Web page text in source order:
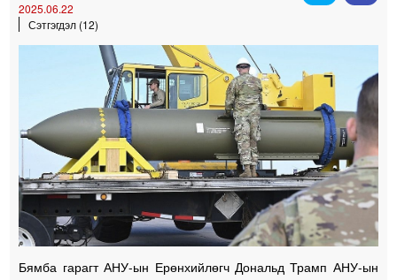
Спорт
Easy news
2025.06.22
Сэтгэгдэл (12)
Бямба гарагт АНУ-ын Ерөнхийлөгч Дональд Трамп АНУ-ын